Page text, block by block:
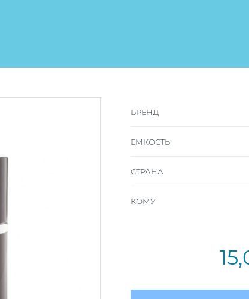
БРЕНД
ЕМКОСТЬ
СТРАНА
КОМУ